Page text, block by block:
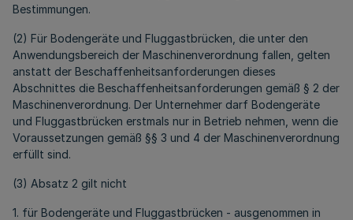
Bestimmungen.
(2) Für Bodengeräte und Fluggastbrücken, die unter den
Anwendungsbereich der Maschinenverordnung fallen, gelten
anstatt der Beschaffenheitsanforderungen dieses
Abschnittes die Beschaffenheitsanforderungen gemäß § 2 der
Maschinenverordnung. Der Unternehmer darf Bodengeräte
und Fluggastbrücken erstmals nur in Betrieb nehmen, wenn die
Voraussetzungen gemäß §§ 3 und 4 der Maschinenverordnung
erfüllt sind.
(3) Absatz 2 gilt nicht
1. für Bodengeräte und Fluggastbrücken - ausgenommen in